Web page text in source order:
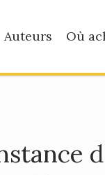
Auteurs Où